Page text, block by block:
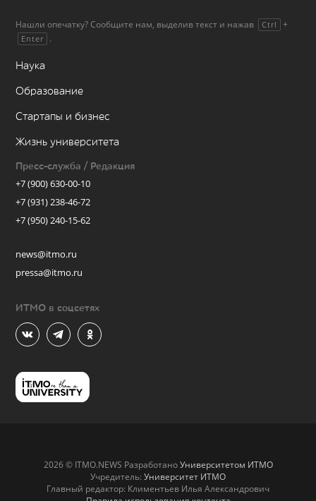
Нашли опечатку? Сообщите нам, выделив текст и нажав Ctrl +
Enter .
Наука
Образование
Стартапы и бизнес
Жизнь университета
Пресс-служба / Редакция
+7 (900) 630-00-10
+7 (931) 238-46-72
+7 (950) 240-15-62
news@itmo.ru
pressa@itmo.ru
ИТМО в соцсетях
2026 © ITMO.NEWS РазработаноУниверситетом ИТМО
Учредитель: Университет ИТМО
Главный редактор: Климентьев Илья Александрович